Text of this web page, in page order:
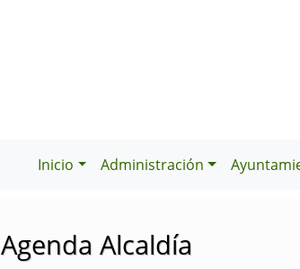
Inicio Administración
Agenda Alcaldía